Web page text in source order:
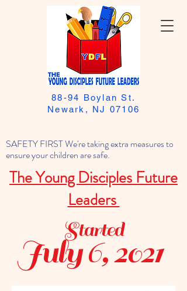
SAFETY FIRST We're taking extra measures to
ensure your children are safe.
The Young Disciples Future
Leaders
88-94 Boylan St.
Newark, NJ 07106
July 6, 2021
Started